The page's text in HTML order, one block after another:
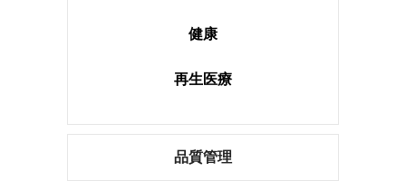
健康
再生医療
品質管理